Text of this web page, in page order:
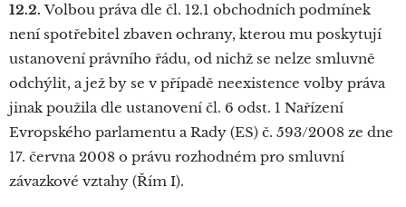
12.2.Volbou práva dle čl. 12.1 obchodních podmínek
není spotřebitel zbaven ochrany, kterou mu poskytují
ustanovení právního řádu, od nichž se nelze smluvně
odchýlit, a jež by se v případě neexistence volby práva
jinak použila dle ustanovení čl. 6 odst. 1 Nařízení
Evropského parlamentu a Rady (ES) č. 593/2008 ze dne
17. června 2008 o právu rozhodném pro smluvní
závazkové vztahy (Řím I).